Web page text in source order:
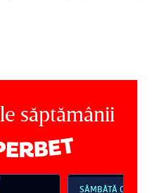
săptămânii
DUMINICĂ 09 AUG,